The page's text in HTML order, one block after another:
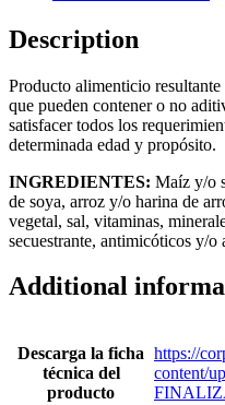
Description
Producto alimenticio
que pueden contener o no
satisfacer todos los
determinada edad y propósito.
INGREDIENTES: Maíz y/o
de soya, arroz y/o harina de
vegetal, sal, vitaminas,
secuestrante, antimicóticos y/o
Additional
Descarga la ficha
técnica del
producto
https://
content/